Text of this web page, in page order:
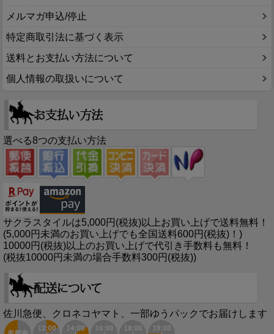
メルマガ申込/停止
特定商取引法に基づく表示
送料とお支払い方法について
個人情報の取扱いについて
選べる8つの支払い方法
サクラスタイルは5,000円(税抜)以上お買い上げで送料無料！
(5,000円未満のお買い上げでも全国送料600円(税抜)！)
10000円(税抜)以上のお買い上げで代引き手数料も無料！
(税抜10000円未満の場合手数料300円(税抜))
佐川急便、クロネコヤマト、一部ゆうパックでお届けします